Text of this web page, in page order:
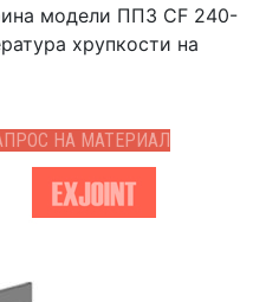
модели ППЗ CF 240-
хрупкости на
НА МАТЕРИАЛ